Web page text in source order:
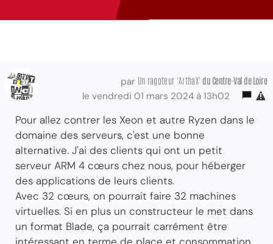
par Un ragoteur 'ArthaX' du Centre-Val de Loire
le vendredi 01 mars 2024 à 13h02
Pour allez contrer les Xeon et autre Ryzen dans le
domaine des serveurs, c'est une bonne
alternative. J'ai des clients qui ont un petit
serveur ARM 4 cœurs chez nous, pour héberger
des applications de leurs clients.
Avec 32 cœurs, on pourrait faire 32 machines
virtuelles. Si en plus un constructeur le met dans
un format Blade, ça pourrait carrément être